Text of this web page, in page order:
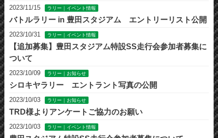
2023/11/15 ラリー｜イベント情報
バトルラリー in 豊田スタジアム エントリーリスト公開
2023/10/31 ラリー｜イベント情報
【追加募集】豊田スタジアム特設SS走行会参加者募集に
ついて
2023/10/09 ラリー｜お知らせ
シロキヤラリー エントラント写真の公開
2023/10/03 ラリー｜お知らせ
TRD様よりアンケートご協力のお願い
2023/10/03 ラリー｜イベント情報